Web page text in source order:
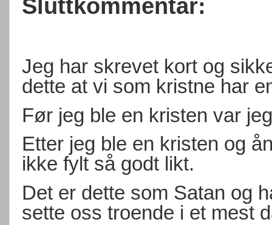
Sluttkommentar:
Jeg har skrevet kort og
dette at vi som kristne har
Før jeg ble en kristen var
Etter jeg ble en kristen og
ikke fylt så godt likt.
Det er dette som Satan og
sette oss troende i et mest